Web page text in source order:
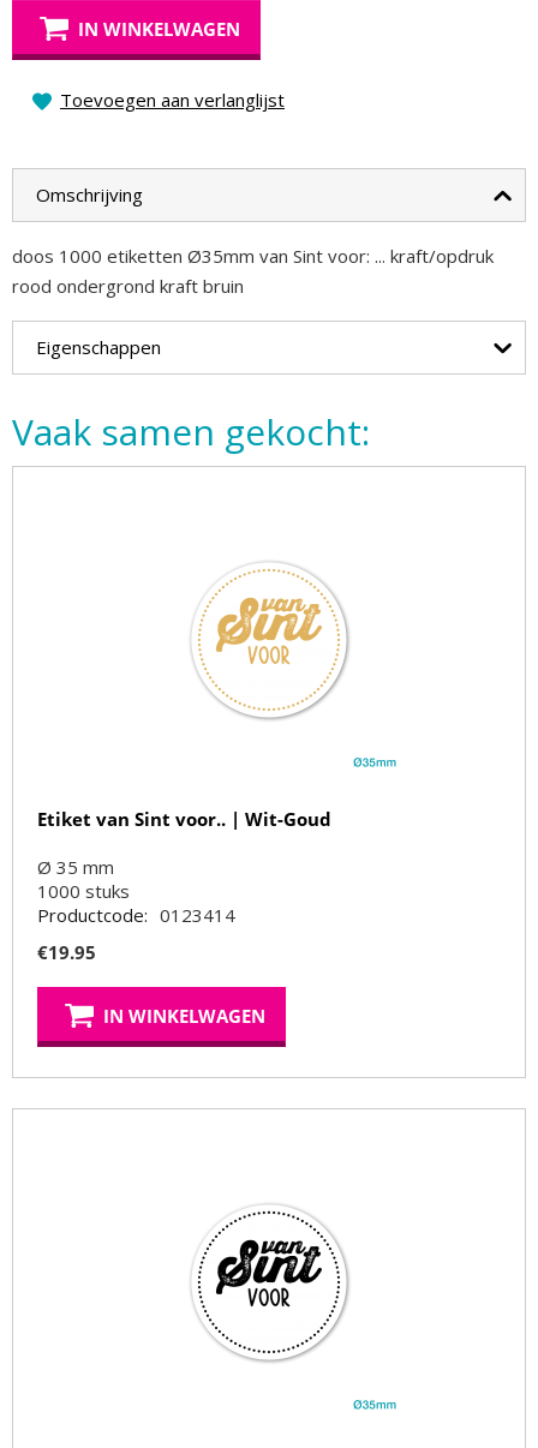
IN WINKELWAGEN
Toevoegen aan verlanglijst
Omschrijving
doos 1000 etiketten Ø35mm van Sint voor: ... kraft/opdruk
rood ondergrond kraft bruin
Eigenschappen
Vaak samen gekocht:
Etiket van Sint voor.. | Wit-Goud
Ø 35 mm
1000 stuks
Productcode: 0123414
€19.95
IN WINKELWAGEN